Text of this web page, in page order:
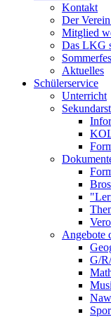
Kontakt
Der
Mitglied
Das LKG
Aktuelles
Schülerservice
Unterricht
Angebote
G/